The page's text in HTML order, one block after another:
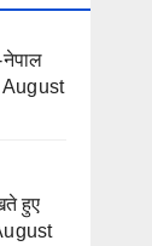
August
हुए